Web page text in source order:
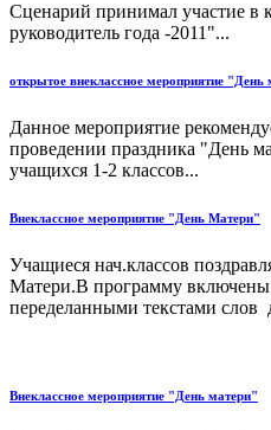
Сценарий принимал участие в
руководитель года -2011"...
открытое внеклассное мероприятие "День
Данное мероприятие
проведении праздника "День
учащихся 1-2 классов...
Внеклассное мероприятие "День Матери"
Учащиеся нач.классов
Матери.В программу включены
переделанными текстами слов
Внеклассное мероприятие "День матери"